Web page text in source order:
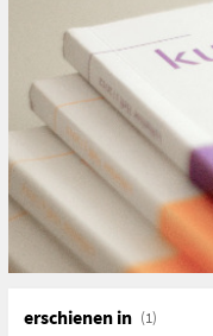
erschienen in (1)